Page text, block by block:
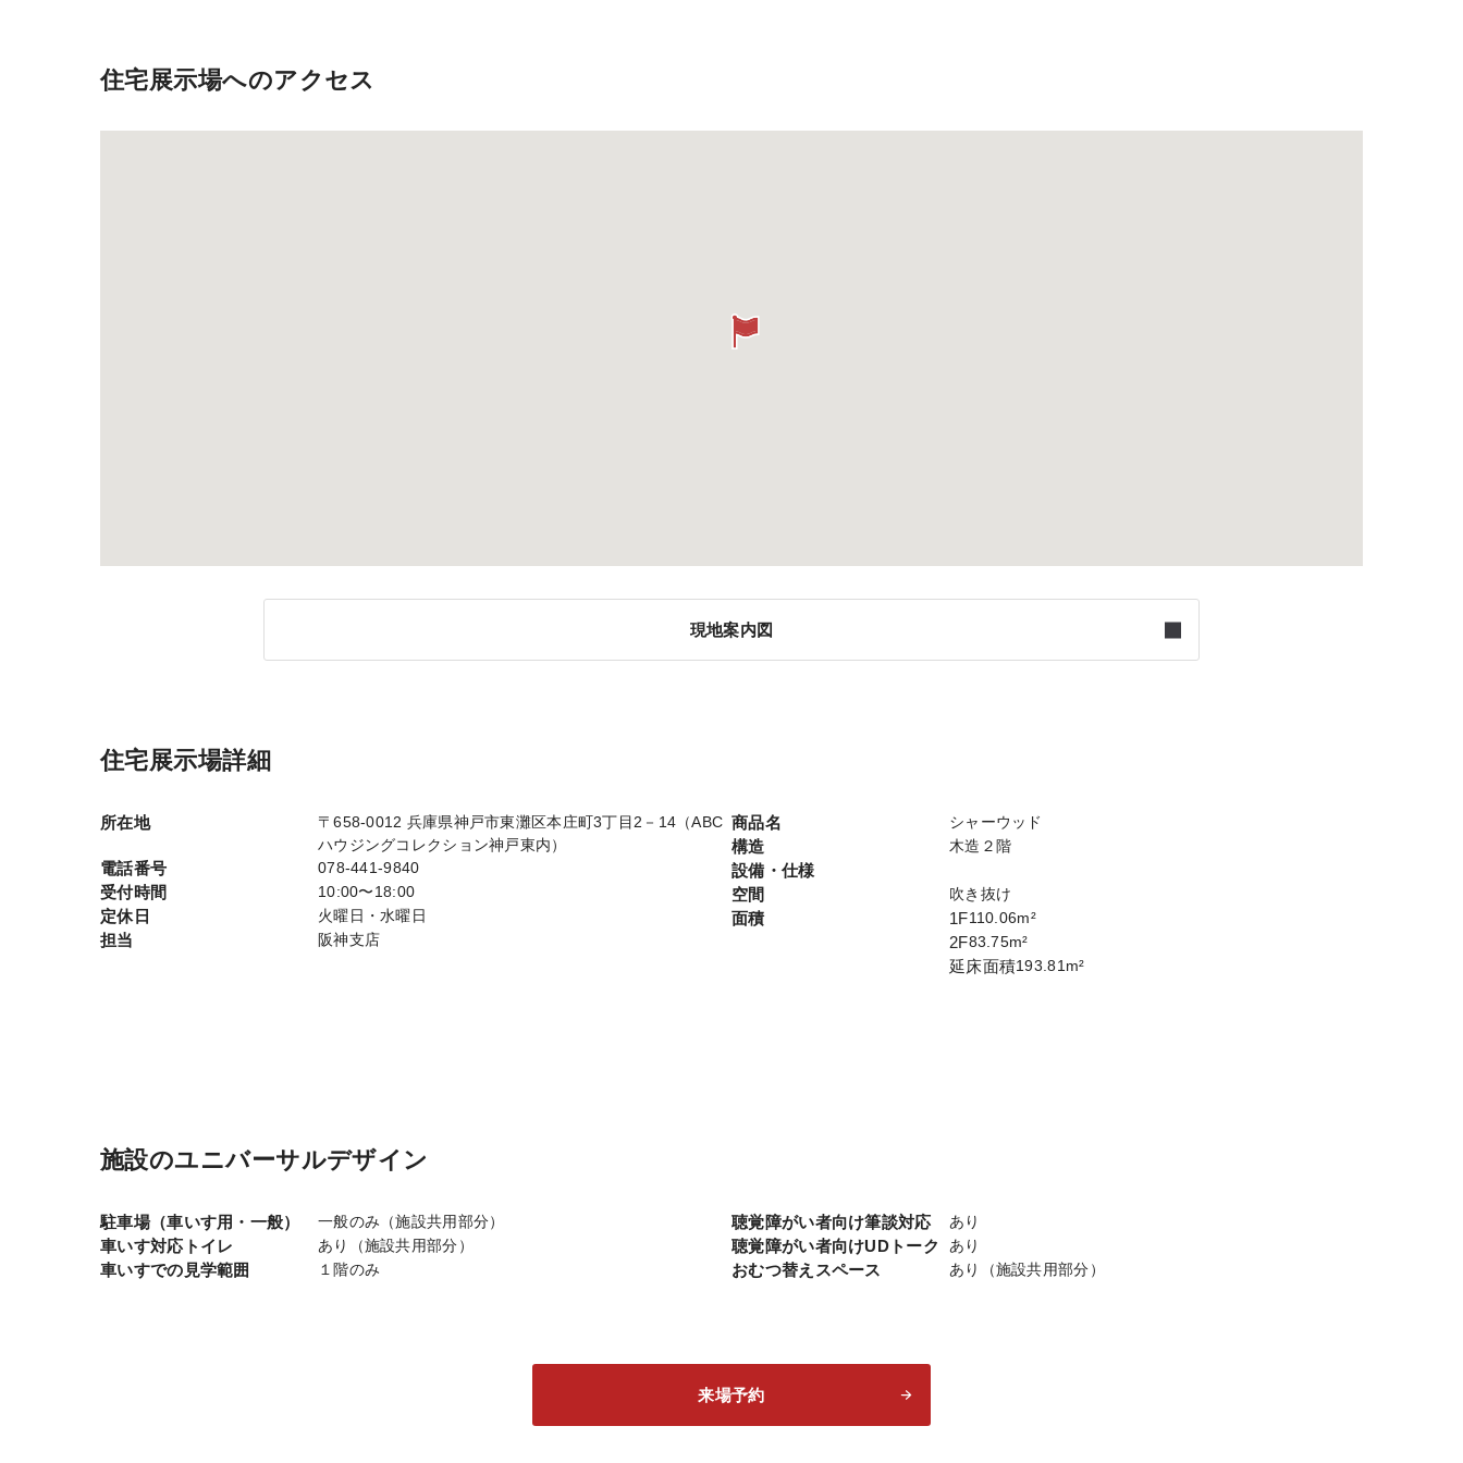
住宅展示場へのアクセス
現地案内図
住宅展示場詳細
所在地
〒658-0012 兵庫県神戸市東灘区本庄町3丁目2－14（ABC
ハウジングコレクション神戸東内）
電話番号 078-441-9840
受付時間 10:00〜18:00
定休日 火曜日・水曜日
担当 阪神支店
商品名 シャーウッド
構造 木造２階
設備・仕様
空間
吹き抜け
面積 1F110.06m²
2F83.75m²
延床面積193.81m²
施設のユニバーサルデザイン
駐車場（車いす用・一般） 一般のみ（施設共用部分）
車いす対応トイレ あり（施設共用部分）
車いすでの見学範囲 １階のみ
聴覚障がい者向け筆談対応 あり
聴覚障がい者向けUDトーク あり
おむつ替えスペース あり（施設共用部分）
来場予約